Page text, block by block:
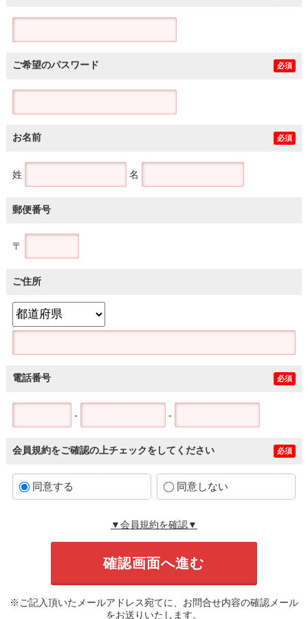
ご希望のパスワード 必須
お名前 必須
姓 名
郵便番号
〒
ご住所
電話番号 必須
- -
会員規約をご確認の上チェックをしてください 必須
同意する 同意しない
▼会員規約を確認▼
※ご記入頂いたメールアドレス宛てに、お問合せ内容の確認メール
をお送りいたします。